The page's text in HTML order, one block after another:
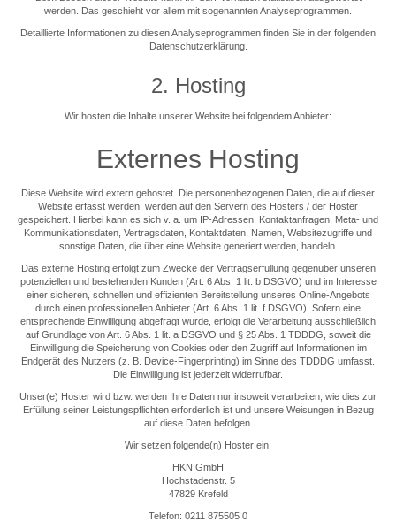
werden. Das geschieht vor allem mit sogenannten Analyseprogrammen.
Detaillierte Informationen zu diesen Analyseprogrammen finden Sie in der folgenden
Datenschutzerklärung.
2. Hosting
Wir hosten die Inhalte unserer Website bei folgendem Anbieter:
Externes Hosting
Diese Website wird extern gehostet. Die personenbezogenen Daten, die auf dieser
Website erfasst werden, werden auf den Servern des Hosters / der Hoster
gespeichert. Hierbei kann es sich v. a. um IP-Adressen, Kontaktanfragen, Meta- und
Kommunikationsdaten, Vertragsdaten, Kontaktdaten, Namen, Websitezugriffe und
sonstige Daten, die über eine Website generiert werden, handeln.
Das externe Hosting erfolgt zum Zwecke der Vertragserfüllung gegenüber unseren
potenziellen und bestehenden Kunden (Art. 6 Abs. 1 lit. b DSGVO) und im Interesse
einer sicheren, schnellen und effizienten Bereitstellung unseres Online-Angebots
durch einen professionellen Anbieter (Art. 6 Abs. 1 lit. f DSGVO). Sofern eine
entsprechende Einwilligung abgefragt wurde, erfolgt die Verarbeitung ausschließlich
auf Grundlage von Art. 6 Abs. 1 lit. a DSGVO und § 25 Abs. 1 TDDDG, soweit die
Einwilligung die Speicherung von Cookies oder den Zugriff auf Informationen im
Endgerät des Nutzers (z. B. Device-Fingerprinting) im Sinne des TDDDG umfasst.
Die Einwilligung ist jederzeit widerrufbar.
Unser(e) Hoster wird bzw. werden Ihre Daten nur insoweit verarbeiten, wie dies zur
Erfüllung seiner Leistungspflichten erforderlich ist und unsere Weisungen in Bezug
auf diese Daten befolgen.
Wir setzen folgende(n) Hoster ein:
HKN GmbH
Hochstadenstr. 5
47829 Krefeld
Telefon: 0211 875505 0